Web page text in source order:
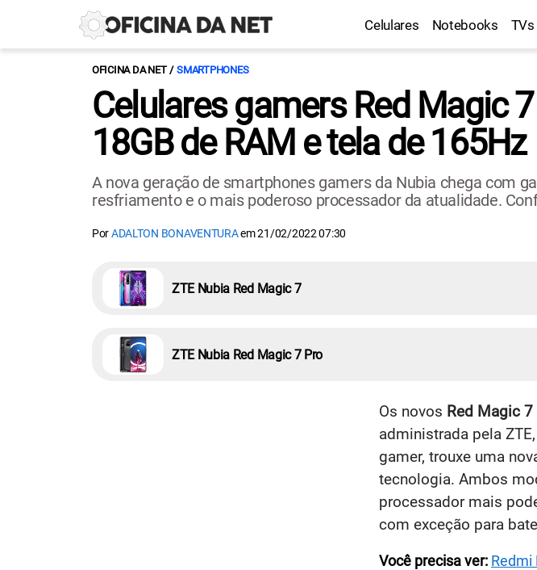
Celulares Notebooks TVs
OFICINA DA NET SMARTPHONES
Celulares gamers Red Magic
18GB de RAM e tela de 165Hz
A nova geração de smartphones gamers da Nubia chega com
resfriamento e o mais poderoso processador da atualidade.
PorADALTON BONAVENTURAem21/02/2022 07:30
ZTE Nubia Red Magic 7
ZTE Nubia Red Magic 7 Pro
Os novos Red Magic 7
administrada pela
gamer, trouxe uma
tecnologia. Ambos
processador mais
com exceção para
Você precisa ver: Redmi